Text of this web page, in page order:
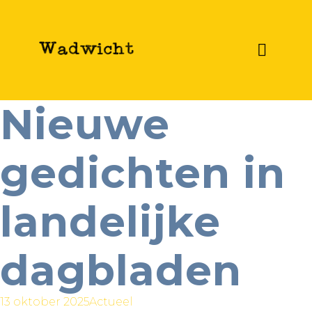
Nieuwe
gedichten in
landelijke
dagbladen
13 oktober 2025Actueel